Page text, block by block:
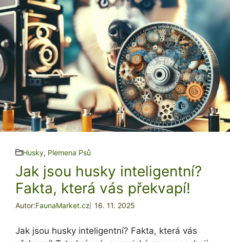
Husky, Plemena Psů
Jak jsou husky inteligentní?
Fakta, která vás překvapí!
Autor:FaunaMarket.cz 16. 11. 2025
Jak jsou husky inteligentní? Fakta, která vás